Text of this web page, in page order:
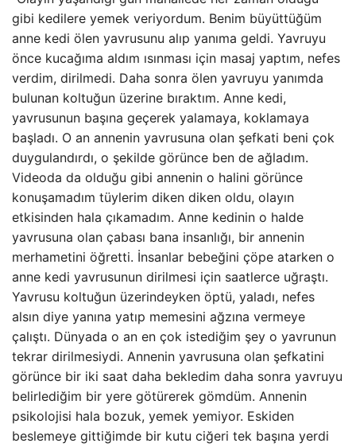
gibi kedilere yemek veriyordum. Benim büyüttüğüm
anne kedi ölen yavrusunu alıp yanıma geldi. Yavruyu
önce kucağıma aldım ısınması için masaj yaptım, nefes
verdim, dirilmedi. Daha sonra ölen yavruyu yanımda
bulunan koltuğun üzerine bıraktım. Anne kedi,
yavrusunun başına geçerek yalamaya, koklamaya
başladı. O an annenin yavrusuna olan şefkati beni çok
duygulandırdı, o şekilde görünce ben de ağladım.
Videoda da olduğu gibi annenin o halini görünce
konuşamadım tüylerim diken diken oldu, olayın
etkisinden hala çıkamadım. Anne kedinin o halde
yavrusuna olan çabası bana insanlığı, bir annenin
merhametini öğretti. İnsanlar bebeğini çöpe atarken o
anne kedi yavrusunun dirilmesi için saatlerce uğraştı.
Yavrusu koltuğun üzerindeyken öptü, yaladı, nefes
alsın diye yanına yatıp memesini ağzına vermeye
çalıştı. Dünyada o an en çok istediğim şey o yavrunun
tekrar dirilmesiydi. Annenin yavrusuna olan şefkatini
görünce bir iki saat daha bekledim daha sonra yavruyu
belirlediğim bir yere götürerek gömdüm. Annenin
psikolojisi hala bozuk, yemek yemiyor. Eskiden
beslemeye gittiğimde bir kutu ciğeri tek başına yerdi